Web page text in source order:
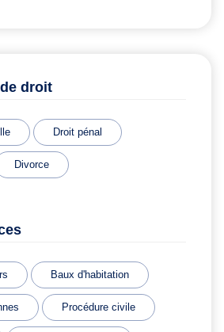
droit
Droit pénal
Divorce
Baux d'habitation
Procédure civile